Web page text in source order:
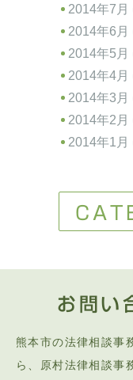
2014年7月
2014年6月
2014年5月
2014年4月
2014年3月
2014年2月
2014年1月
お問い
熊本市の法律相談事
ら、原村法律相談事